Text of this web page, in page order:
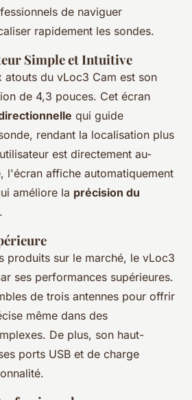
de naviguer
rapidement les sondes.
Simple et Intuitive
atouts du vLoc3 Cam est son
de 4,3 pouces. Cet écran
qui guide
rendant la localisation plus
est directement au-
l'écran affiche automatiquement
améliore la précision du
.
produits sur le marché, le vLoc3
ses performances supérieures.
de trois antennes pour offrir
même dans des
De plus, son haut-
ports USB et de charge